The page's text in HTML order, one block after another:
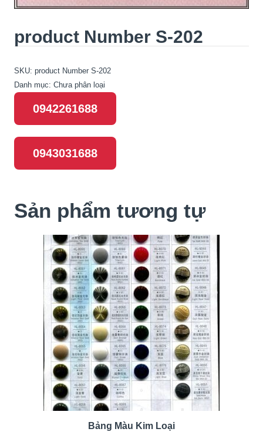
product Number S-202
SKU: product Number S-202
Danh mục: Chưa phân loại
0942261688
0943031688
Sản phẩm tương tự
Bảng Màu Kim Loại